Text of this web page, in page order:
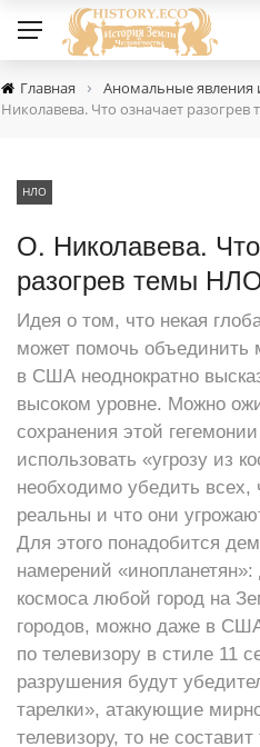
Главная › Аномальные явления
Николавева. Что означает
НЛО
О. Николавева.
разогрев темы
Идея о том, что некая
может помочь объединить
в США неоднократно
высоком уровне. Можно
сохранения этой
использовать «угрозу из
необходимо убедить всех,
реальны и что они
Для этого понадобится
намерений «инопланетян»:
космоса любой город на
городов, можно даже в
по телевизору в стиле 11
разрушения будут
тарелки», атакующие
телевизору, то не